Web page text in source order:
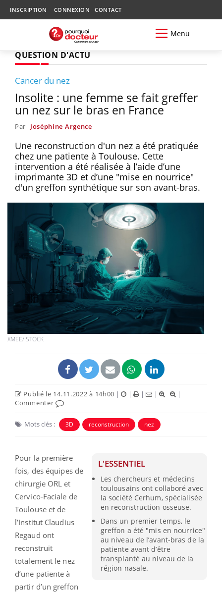
INSCRIPTION CONNEXION CONTACT
Menu
QUESTION D'ACTU
Cancer du nez
Insolite : une femme se fait greffer
un nez sur le bras en France
Par Joséphine Argence
Une reconstruction d'un nez a été pratiquée
chez une patiente à Toulouse. Cette
intervention a été réalisée à l’aide d’une
imprimante 3D et d’une "mise en nourrice"
d'un greffon synthétique sur son avant-bras.
XMEE/ISTOCK
Publié le 14.11.2022 à 14h00 | | | |
|
Commenter
Mots clés : 3D reconstruction nez
L'ESSENTIEL
Les chercheurs et médecins
toulousains ont collaboré avec
la société Cerhum, spécialisée
en reconstruction osseuse.
Dans un premier temps, le
greffon a été "mis en nourrice"
au niveau de l’avant-bras de la
patiente avant d’être
transplanté au niveau de la
région nasale.
Pour la première
fois, des équipes de
chirurgie ORL et
Cervico-Faciale de
Toulouse et de
l’Institut Claudius
Regaud ont
reconstruit
totalement le nez
d’une patiente à
partir d’un greffon